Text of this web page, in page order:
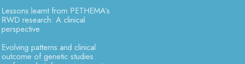
Lessons learnt from PETHEMA’s
RWD research: A clinical
perspective
Evolving patterns and clinical
outcome of genetic studies